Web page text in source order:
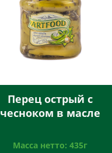
Перец острый с
чесноком в масле
Масса нетто: 435г